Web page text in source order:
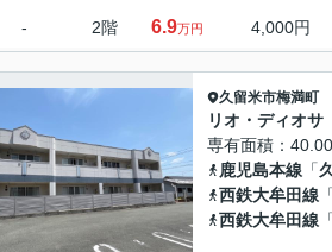
- 2階 6.9万円 4,000円
久留米市梅満町
リオ・ディオサ
専有面積
鹿児島本線 「
西鉄大牟田線 「
西鉄大牟田線 「